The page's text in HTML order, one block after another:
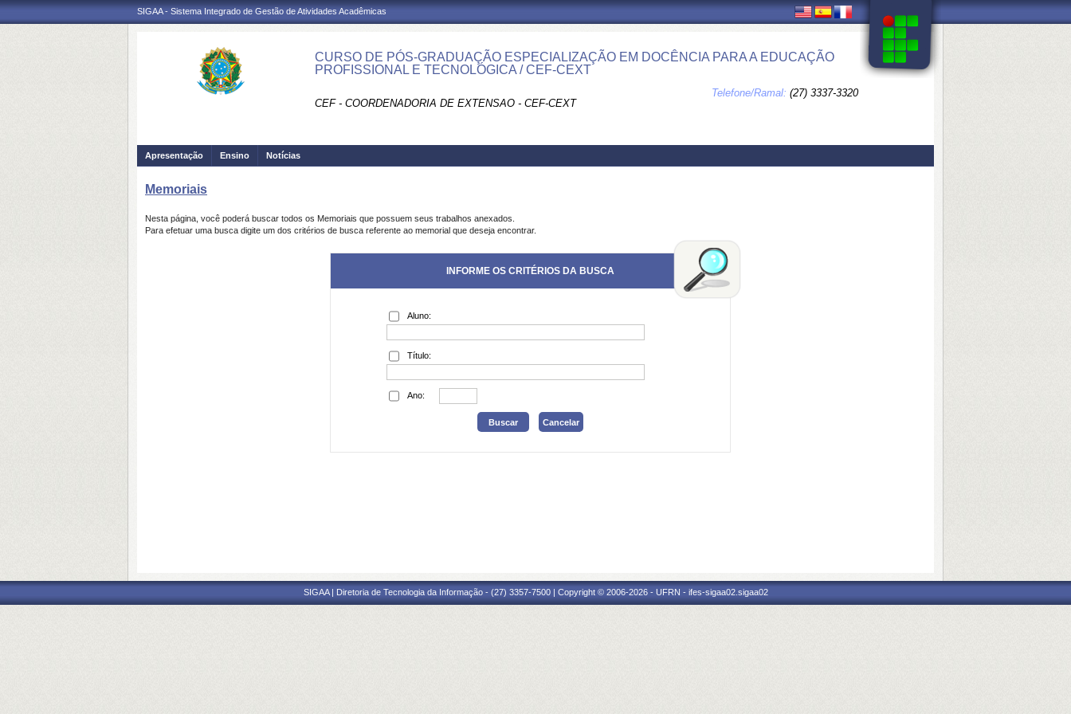
SIGAA - Sistema Integrado de Gestão de Atividades Acadêmicas
CURSO DE PÓS-GRADUAÇÃO ESPECIALIZAÇÃO EM DOCÊNCIA PARA A EDUCAÇÃO
PROFISSIONAL E TECNOLÓGICA / CEF-CEXT
CEF - COORDENADORIA DE EXTENSAO - CEF-CEXT
Telefone/Ramal: (27) 3337-3320
Apresentação Ensino Notícias
Memoriais
Nesta página, você poderá buscar todos os Memoriais que possuem seus trabalhos anexados.
Para efetuar uma busca digite um dos critérios de busca referente ao memorial que deseja encontrar.
INFORME OS CRITÉRIOS DA BUSCA
Aluno:
Título:
Ano:
SIGAA | Diretoria de Tecnologia da Informação - (27) 3357-7500 | Copyright © 2006-2026 - UFRN - ifes-sigaa02.sigaa02